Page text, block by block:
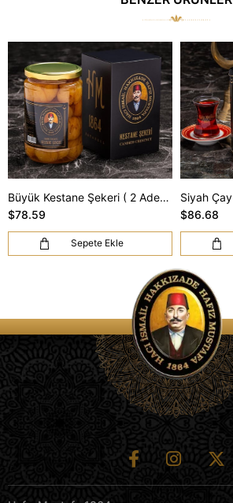
Büyük Kestane Şekeri ( 2 Adet 800 Gr) (DHL Kargo Dahil)
$78.59
Sepete Ekle
$86.68